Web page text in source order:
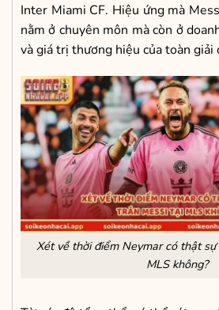
Inter Miami CF. Hiệu ứng mà
nằm ở chuyên môn mà còn ở
và giá trị thương hiệu của toàn giải
Xét về thời điểm Neymar có thật
MLS không?